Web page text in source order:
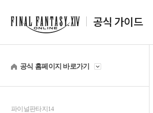
공식 가이드
공식 홈페이지 바로가기
파이널판타지14